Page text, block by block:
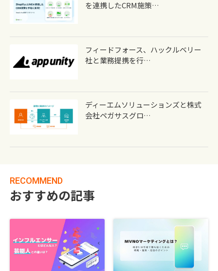
を連携したCRM施策…
フィードフォース、ハックルベリー
社と業務提携を行…
ディーエムソリューションズと株式
会社ペガサスグロ…
RECOMMEND
おすすめの記事